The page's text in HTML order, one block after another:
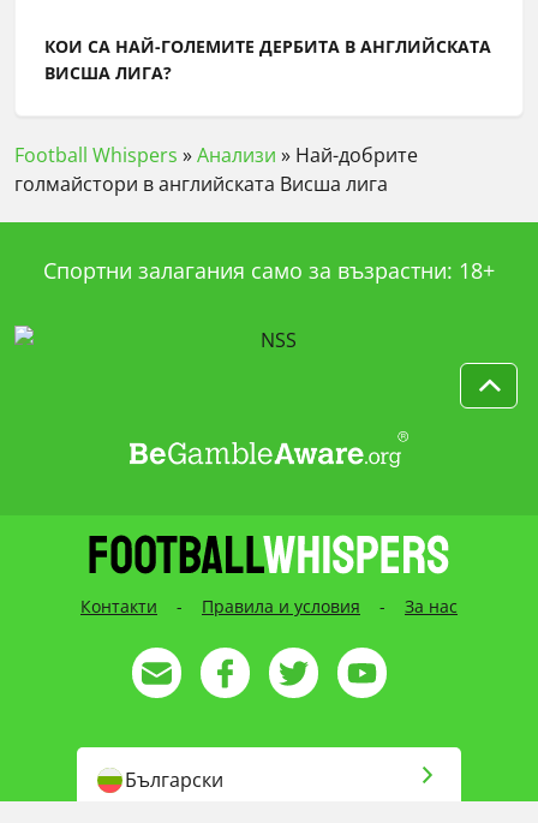
КОИ СА НАЙ-ГОЛЕМИТЕ ДЕРБИТА В АНГЛИЙСКАТА
ВИСША ЛИГА?
Football Whispers »Анализи » Най-добрите
голмайстори в английската Висша лига
Спортни залагания само за възрастни: 18+
Контакти - Правила и условия - За нас
Български